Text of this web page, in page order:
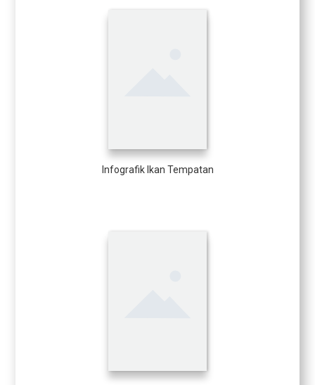
Infografik Ikan Tempatan